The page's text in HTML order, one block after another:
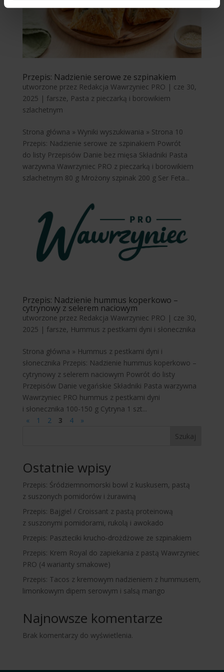
Przepis: Nadzienie serowe ze szpinakiem
utworzone przez Redakcja Wawrzyniec PRO | cze 30,
2025 | farsze, Pasta z pieczarką i borowikiem
szlachetnym
Strona główna » Wyniki wyszukiwania » Strona 10
Przepis: Nadzienie serowe ze szpinakiem Powrót
do listy Przepisów Danie bez mięsa Składniki Pasta
warzywna Wawrzyniec PRO z pieczarką i borowikiem
szlachetnym 80 g Mrożony szpinak 200 g Ser Feta...
Przepis: Nadzienie hummus koperkowo –
cytrynowy z selerem naciowym
utworzone przez Redakcja Wawrzyniec PRO | cze 30,
2025 | farsze, Hummus z pestkami dyni i słonecznika
Strona główna » Hummus z pestkami dyni i
słonecznika Przepis: Nadzienie hummus koperkowo –
cytrynowy z selerem naciowym Powrót do listy
Przepisów Danie vegańskie Składniki Pasta warzywna
Wawrzyniec PRO hummus z pestkami dyni
i słonecznika 100-150 g Cytryna 1 szt...
«
1 2 3 4
»
Szukaj
Ostatnie wpisy
Przepis: Śródziemnomorski bowl z kuskusem, pastą
z suszonych pomidorów i żurawiną
Przepis: Bajgiel / Croissant z pastą proteinową
z suszonymi pomidorami, rukolą i awokado
Przepis: Paszteciki krucho‑drożdżowe ze szpinakiem
Przepis: Krem Royal do zapiekania z pastą Wawrzyniec
PRO (4 warianty smakowe)
Przepis: Tacos z kremowym nadzieniem z hummusem,
limonkowym dipem serowym i salsą mango
Najnowsze komentarze
Brak komentarzy do wyświetlenia.